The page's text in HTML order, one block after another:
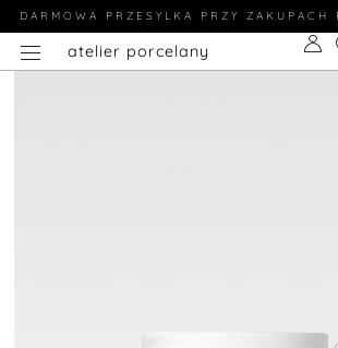
DARMOWA PRZESYLKA PRZY
atelier porcelany